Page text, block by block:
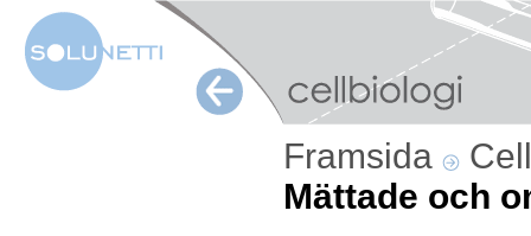
Framsida
Mättade och